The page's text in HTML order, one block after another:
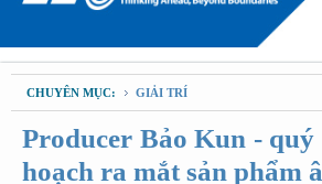
CHUYÊN MỤC: GIẢI TRÍ
Producer Bảo Kun -
hoạch ra mắt sản phẩm